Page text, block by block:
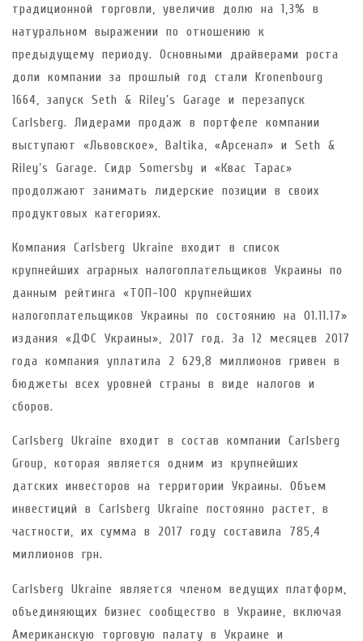
традиционной торговли, увеличив долю на 1,3% в
натуральном выражении по отношению к
предыдущему периоду. Основными драйверами роста
доли компании за прошлый год стали Kronenbourg
1664, запуск Seth & Riley’s Garage и перезапуск
Carlsberg. Лидерами продаж в портфеле компании
выступают «Львовское», Baltika, «Арсенал» и Seth &
Riley’s Garage. Сидр Somersby и «Квас Тарас»
продолжают занимать лидерские позиции в своих
продуктовых категориях.
Компания Carlsberg Ukraine входит в список
крупнейших аграрных налогоплательщиков Украины по
данным рейтинга «ТОП-100 крупнейших
налогоплательщиков Украины по состоянию на 01.11.17»
издания «ДФС Украины», 2017 год. За 12 месяцев 2017
года компания уплатила 2 629,8 миллионов гривен в
бюджеты всех уровней страны в виде налогов и
сборов.
Carlsberg Ukraine входит в состав компании Carlsberg
Group, которая является одним из крупнейших
датских инвесторов на территории Украины. Объем
инвестиций в Carlsberg Ukraine постоянно растет, в
частности, их сумма в 2017 году составила 785,4
миллионов грн.
Carlsberg Ukraine является членом ведущих платформ,
объединяющих бизнес сообщество в Украине, включая
Американскую торговую палату в Украине и